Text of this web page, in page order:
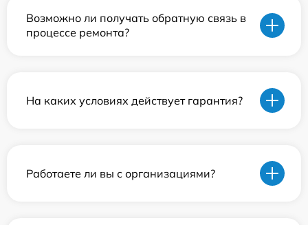
Возможно ли получать обратную связь в
процессе ремонта?
На каких условиях действует гарантия?
Работаете ли вы с организациями?